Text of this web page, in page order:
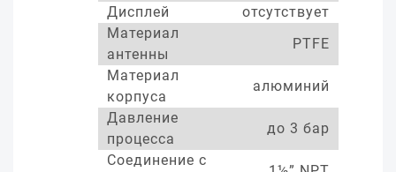
Дисплей
отсутствует
Материал
антенны
PTFE
Материал
корпуса
алюминий
Давление
процесса
до 3 бар
Соединение с